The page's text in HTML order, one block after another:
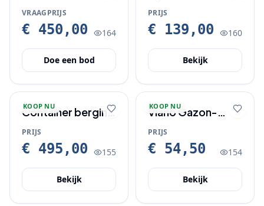
bankstel per half
maart ongeveer
VRAAGPRIJS
€ 450,00 164
Doe een bod
verticuteermachine.
PRIJS
€ 139,00 160
Bekijk
KOOP NU
Container berging
3 containers.
PRIJS
€ 495,00 155
Bekijk
KOOP NU
Viano Gazon-
booster 20 KG
PRIJS
€ 54,50 154
Bekijk